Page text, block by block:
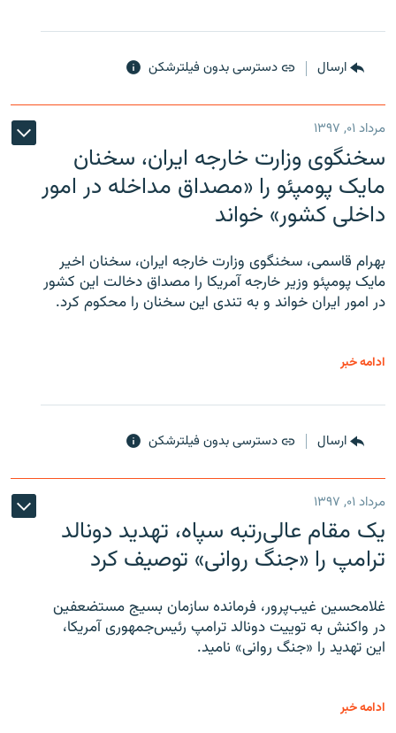
ارسال دسترسی بدون فیلترشکن
مرداد ۰۱, ۱۳۹۷
سخنگوی وزارت خارجه ایران، سخنان
مایک پومپئو را «مصداق مداخله در امور
داخلی کشور» خواند
بهرام قاسمی، سخنگوی وزارت خارجه ایران، سخنان اخیر
مایک پومپئو وزیر خارجه آمریکا را مصداق دخالت این کشور
در امور ایران خواند و به تندی این سخنان را محکوم کرد.
ادامه خبر
ارسال دسترسی بدون فیلترشکن
مرداد ۰۱, ۱۳۹۷
یک مقام عالی‌رتبه سپاه، تهدید دونالد
ترامپ را «جنگ روانی» توصیف کرد
غلامحسین غیب‌پرور، فرمانده سازمان بسیج مستضعفین
در واکنش به توییت دونالد ترامپ رئیس‌جمهوری آمریکا،
این تهدید را «جنگ روانی» نامید.
ادامه خبر